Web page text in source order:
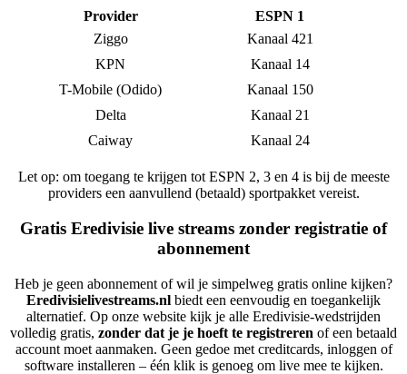
Provider
ESPN 1
Ziggo
Kanaal 421
KPN
Kanaal 14
T-Mobile (Odido)
Kanaal 150
Delta
Kanaal 21
Caiway
Kanaal 24
Let op: om toegang te krijgen tot ESPN 2, 3 en 4 is bij de meeste
providers een aanvullend (betaald) sportpakket vereist.
Gratis Eredivisie live streams zonder registratie of
abonnement
Heb je geen abonnement of wil je simpelweg gratis online kijken?
Eredivisielivestreams.nl biedt een eenvoudig en toegankelijk
alternatief. Op onze website kijk je alle Eredivisie-wedstrijden
volledig gratis, zonder dat je je hoeft te registreren of een betaald
account moet aanmaken. Geen gedoe met creditcards, inloggen of
software installeren – één klik is genoeg om live mee te kijken.